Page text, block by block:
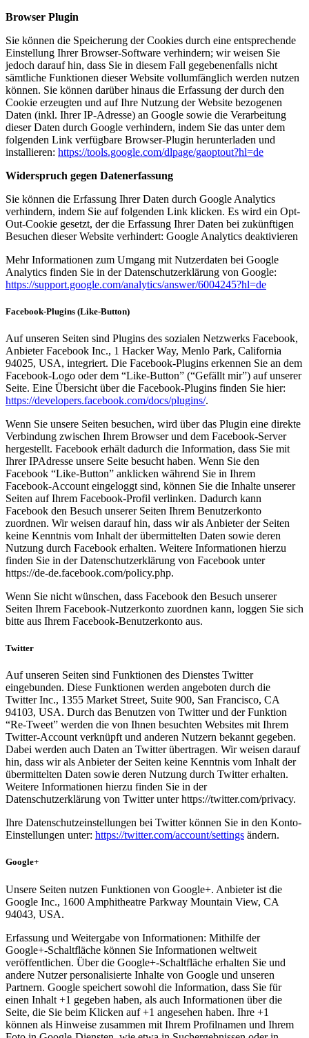
Browser Plugin
Sie können die Speicherung der Cookies durch eine entsprechende
Einstellung Ihrer Browser-Software verhindern; wir weisen Sie
jedoch darauf hin, dass Sie in diesem Fall gegebenenfalls nicht
sämtliche Funktionen dieser Website vollumfänglich werden nutzen
können. Sie können darüber hinaus die Erfassung der durch den
Cookie erzeugten und auf Ihre Nutzung der Website bezogenen
Daten (inkl. Ihrer IP-Adresse) an Google sowie die Verarbeitung
dieser Daten durch Google verhindern, indem Sie das unter dem
folgenden Link verfügbare Browser-Plugin herunterladen und
installieren: https://tools.google.com/dlpage/gaoptout?hl=de
Widerspruch gegen Datenerfassung
Sie können die Erfassung Ihrer Daten durch Google Analytics
verhindern, indem Sie auf folgenden Link klicken. Es wird ein Opt-
Out-Cookie gesetzt, der die Erfassung Ihrer Daten bei zukünftigen
Besuchen dieser Website verhindert: Google Analytics deaktivieren
Mehr Informationen zum Umgang mit Nutzerdaten bei Google
Analytics finden Sie in der Datenschutzerklärung von Google:
https://support.google.com/analytics/answer/6004245?hl=de
Facebook-Plugins (Like-Button)
Auf unseren Seiten sind Plugins des sozialen Netzwerks Facebook,
Anbieter Facebook Inc., 1 Hacker Way, Menlo Park, California
94025, USA, integriert. Die Facebook-Plugins erkennen Sie an dem
Facebook-Logo oder dem “Like-Button” (“Gefällt mir”) auf unserer
Seite. Eine Übersicht über die Facebook-Plugins finden Sie hier:
https://developers.facebook.com/docs/plugins/.
Wenn Sie unsere Seiten besuchen, wird über das Plugin eine direkte
Verbindung zwischen Ihrem Browser und dem Facebook-Server
hergestellt. Facebook erhält dadurch die Information, dass Sie mit
Ihrer IPAdresse unsere Seite besucht haben. Wenn Sie den
Facebook “Like-Button” anklicken während Sie in Ihrem
Facebook-Account eingeloggt sind, können Sie die Inhalte unserer
Seiten auf Ihrem Facebook-Profil verlinken. Dadurch kann
Facebook den Besuch unserer Seiten Ihrem Benutzerkonto
zuordnen. Wir weisen darauf hin, dass wir als Anbieter der Seiten
keine Kenntnis vom Inhalt der übermittelten Daten sowie deren
Nutzung durch Facebook erhalten. Weitere Informationen hierzu
finden Sie in der Datenschutzerklärung von Facebook unter
https://de-de.facebook.com/policy.php.
Wenn Sie nicht wünschen, dass Facebook den Besuch unserer
Seiten Ihrem Facebook-Nutzerkonto zuordnen kann, loggen Sie sich
bitte aus Ihrem Facebook-Benutzerkonto aus.
Twitter
Auf unseren Seiten sind Funktionen des Dienstes Twitter
eingebunden. Diese Funktionen werden angeboten durch die
Twitter Inc., 1355 Market Street, Suite 900, San Francisco, CA
94103, USA. Durch das Benutzen von Twitter und der Funktion
“Re-Tweet” werden die von Ihnen besuchten Websites mit Ihrem
Twitter-Account verknüpft und anderen Nutzern bekannt gegeben.
Dabei werden auch Daten an Twitter übertragen. Wir weisen darauf
hin, dass wir als Anbieter der Seiten keine Kenntnis vom Inhalt der
übermittelten Daten sowie deren Nutzung durch Twitter erhalten.
Weitere Informationen hierzu finden Sie in der
Datenschutzerklärung von Twitter unter https://twitter.com/privacy.
Ihre Datenschutzeinstellungen bei Twitter können Sie in den Konto-
Einstellungen unter: https://twitter.com/account/settings ändern.
Google+
Unsere Seiten nutzen Funktionen von Google+. Anbieter ist die
Google Inc., 1600 Amphitheatre Parkway Mountain View, CA
94043, USA.
Erfassung und Weitergabe von Informationen: Mithilfe der
Google+-Schaltfläche können Sie Informationen weltweit
veröffentlichen. Über die Google+-Schaltfläche erhalten Sie und
andere Nutzer personalisierte Inhalte von Google und unseren
Partnern. Google speichert sowohl die Information, dass Sie für
einen Inhalt +1 gegeben haben, als auch Informationen über die
Seite, die Sie beim Klicken auf +1 angesehen haben. Ihre +1
können als Hinweise zusammen mit Ihrem Profilnamen und Ihrem